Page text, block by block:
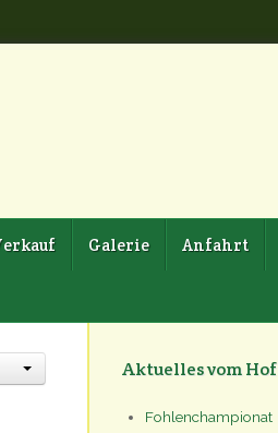
Galerie Anfahrt
Aktuelles vom Hof
Fohlenchampionat